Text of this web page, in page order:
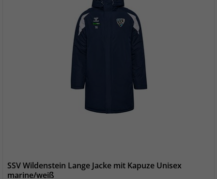
SSV Wildenstein Lange Jacke mit Kapuze Unisex
marine/weiß